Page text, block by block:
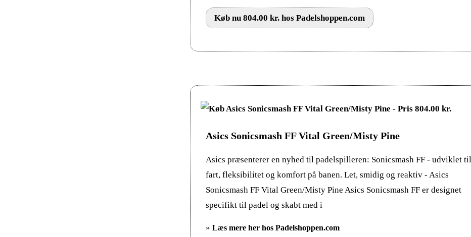
Køb nu 804.00 kr. hos Padelshoppen.com
Asics Sonicsmash FF Vital Green/Misty Pine
Asics præsenterer en nyhed til padelspilleren: Sonicsmash FF - udviklet til
fart, fleksibilitet og komfort på banen. Let, smidig og reaktiv - Asics
Sonicsmash FF Vital Green/Misty Pine Asics Sonicsmash FF er designet
specifikt til padel og skabt med i
» Læs mere her hos Padelshoppen.com